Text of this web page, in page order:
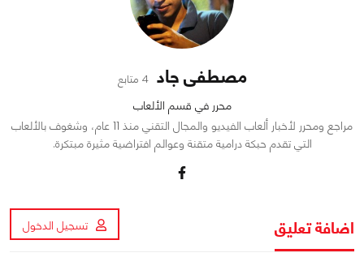
مصطفى جاد 4 متابع
محرر في قسم الألعاب
مراجع ومحرر لأخبار ألعاب الفيديو والمجال التقني منذ 11 عام، وشغوف بالألعاب
التي تقدم حبكة درامية متقنة وعوالم افتراضية مثيرة مبتكرة.
اضافة تعليق تسجيل الدخول